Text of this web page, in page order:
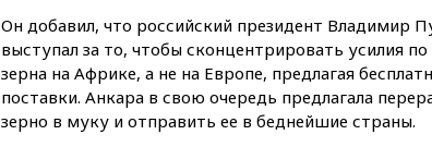
Он добавил, что российский президент Владимир
выступал за то, чтобы сконцентрировать усилия
зерна на Африке, а не на Европе, предлагая
поставки. Анкара в свою очередь предлагала
зерно в муку и отправить ее в беднейшие страны.